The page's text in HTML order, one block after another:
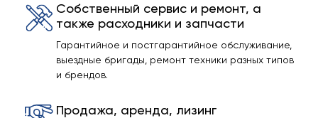
Собственный сервис и ремонт, а
также расходники и запчасти
Гарантийное и постгарантийное обслуживание,
выездные бригады, ремонт техники разных типов
и брендов.
Продажа, аренда, лизинг